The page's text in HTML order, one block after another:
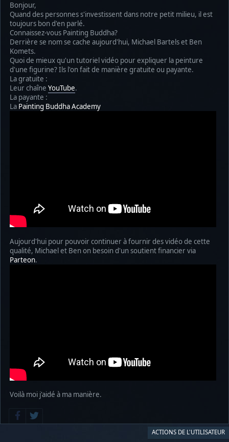
Bonjour,
Quand des personnes s'investissent dans notre petit milieu, il est
toujours bon d'en parlé.
Connaissez-vous Painting Buddha?
Derrière se nom se cache aujourd'hui, Michael Bartels et Ben
Komets.
Quoi de mieux qu'un tutoriel vidéo pour expliquer la peinture
d'une figurine? Ils l'on fait de manière gratuite ou payante.
La gratuite :
Leur chaîne YouTube.
La payante :
La Painting Buddha Academy
Aujourd'hui pour pouvoir continuer à fournir des vidéo de cette
qualité, Michael et Ben on besoin d'un soutient financier via
Parteon.
Voilà moi j'aidé à ma manière.
ACTIONS DE L'UTILISATEUR